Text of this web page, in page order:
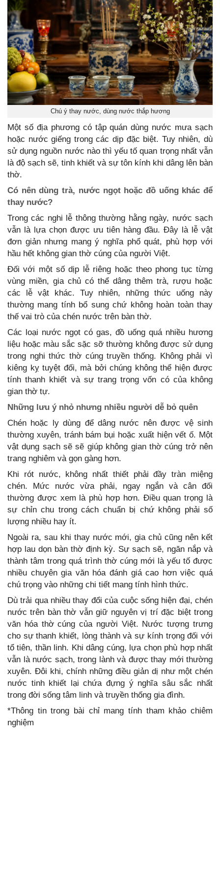
Chú ý thay nước, dùng nước thắp hương
Một số địa phương có tập quán dùng nước mưa sạch
hoặc nước giếng trong các dịp đặc biệt. Tuy nhiên, dù
sử dụng nguồn nước nào thì yếu tố quan trọng nhất vẫn
là độ sạch sẽ, tinh khiết và sự tôn kính khi dâng lên bàn
thờ.
Có nên dùng trà, nước ngọt hoặc đồ uống khác để
thay nước?
Trong các nghi lễ thông thường hằng ngày, nước sạch
vẫn là lựa chọn được ưu tiên hàng đầu. Đây là lễ vật
đơn giản nhưng mang ý nghĩa phổ quát, phù hợp với
hầu hết không gian thờ cúng của người Việt.
Đối với một số dịp lễ riêng hoặc theo phong tục từng
vùng miền, gia chủ có thể dâng thêm trà, rượu hoặc
các lễ vật khác. Tuy nhiên, những thức uống này
thường mang tính bổ sung chứ không hoàn toàn thay
thế vai trò của chén nước trên bàn thờ.
Các loại nước ngọt có gas, đồ uống quá nhiều hương
liệu hoặc màu sắc sặc sỡ thường không được sử dụng
trong nghi thức thờ cúng truyền thống. Không phải vì
kiêng kỵ tuyệt đối, mà bởi chúng không thể hiện được
tính thanh khiết và sự trang trọng vốn có của không
gian thờ tự.
Những lưu ý nhỏ nhưng nhiều người dễ bỏ quên
Chén hoặc ly dùng để dâng nước nên được vệ sinh
thường xuyên, tránh bám bụi hoặc xuất hiện vết ố. Một
vật dụng sạch sẽ sẽ giúp không gian thờ cúng trở nên
trang nghiêm và gọn gàng hơn.
Khi rót nước, không nhất thiết phải đầy tràn miệng
chén. Mức nước vừa phải, ngay ngắn và cân đối
thường được xem là phù hợp hơn. Điều quan trọng là
sự chỉn chu trong cách chuẩn bị chứ không phải số
lượng nhiều hay ít.
Ngoài ra, sau khi thay nước mới, gia chủ cũng nên kết
hợp lau dọn bàn thờ định kỳ. Sự sạch sẽ, ngăn nắp và
thành tâm trong quá trình thờ cúng mới là yếu tố được
nhiều chuyên gia văn hóa đánh giá cao hơn việc quá
chú trọng vào những chi tiết mang tính hình thức.
Dù trải qua nhiều thay đổi của cuộc sống hiện đại, chén
nước trên bàn thờ vẫn giữ nguyên vị trí đặc biệt trong
văn hóa thờ cúng của người Việt. Nước tượng trưng
cho sự thanh khiết, lòng thành và sự kính trọng đối với
tổ tiên, thần linh. Khi dâng cúng, lựa chọn phù hợp nhất
vẫn là nước sạch, trong lành và được thay mới thường
xuyên. Đôi khi, chính những điều giản dị như một chén
nước tinh khiết lại chứa đựng ý nghĩa sâu sắc nhất
trong đời sống tâm linh và truyền thống gia đình.
*Thông tin trong bài chỉ mang tính tham khảo chiêm
nghiệm